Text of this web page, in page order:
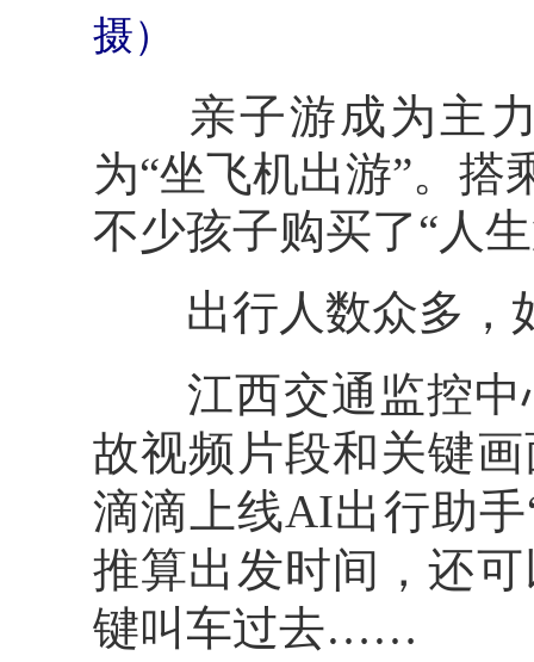
摄）
亲子游成为主
为“坐飞机出游”。搭
不少孩子购买了“人
出行人数众多，如
江西交通监控中
故视频片段和关键
滴滴上线AI出行助
推算出发时间，还
键叫车过去……